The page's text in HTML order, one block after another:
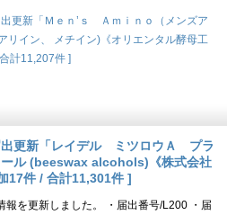
更新「Ｍｅｎ’ｓ Ａｍｉｎｏ（メンズア
リイン、 メチイン)《オリエンタル酵母工
計11,207件 ]
出更新「レイデル ミツロウＡ プラ
ール (beeswax alcohols)《株式会社
17件 / 合計11,301件 ]
報を更新しました。 ・届出番号/L200 ・届